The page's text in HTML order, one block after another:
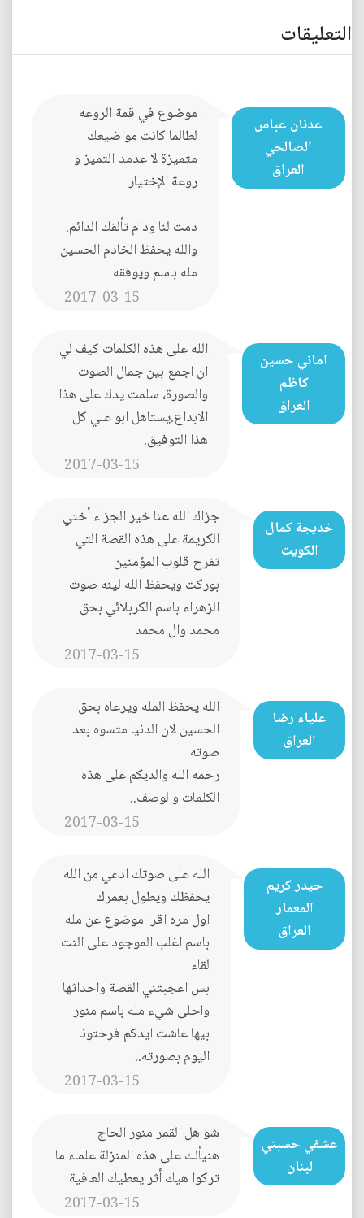
التعليقات
عدنان عباس
الصالحي
العراق
موضوع في قمة الروعه
لطالما كانت مواضيعك
متميزة لا عدمنا التميز و
روعة الإختيار
دمت لنا ودام تألقك الدائم.
والله يحفظ الخادم الحسين
مله باسم ويوفقه
2017-03-15
اماني حسين
كاظم
العراق
الله على هذه الكلمات كيف لي
ان اجمع بين جمال الصوت
والصورة، سلمت يدك على هذا
الابداع.يستاهل ابو علي كل
هذا التوفيق.
2017-03-15
خديجة كمال
الكويت
جزاك الله عنا خير الجزاء أختي
الكريمة على هذه القصة التي
تفرح قلوب المؤمنين
بوركت ويحفظ الله لينه صوت
الزهراء باسم الكربلائي بحق
محمد وال محمد
2017-03-15
علياء رضا
العراق
الله يحفظ المله ويرعاه بحق
الحسين لان الدنيا متسوه بعد
صوته
رحمه الله والديكم على هذه
الكلمات والوصف..
2017-03-15
حيدر كريم
المعمار
العراق
الله على صوتك ادعي من الله
يحفظك ويطول بعمرك
اول مره اقرا موضوع عن مله
باسم اغلب الموجود على النت
لقاء
بس اعجبتني القصة واحداثها
واحلى شيء مله باسم منور
بيها عاشت ايدكم فرحتونا
اليوم بصورته..
2017-03-15
عشقي حسبني
لبنان
شو هل القمر منور الحاج
هنيألك على هذه المنزلة علماء ما
تركوا هيك أثر يعطيك العافية
2017-03-15